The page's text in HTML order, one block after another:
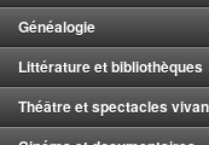
Généalogie
Littérature et bibliothèques
Théâtre et spectacles